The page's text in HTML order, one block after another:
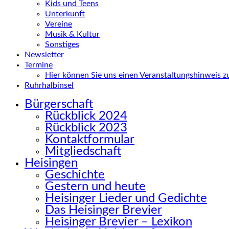
Kids und Teens
Unterkunft
Vereine
Musik & Kultur
Sonstiges
Newsletter
Termine
Hier können Sie uns einen Veranstaltungshinweis
Ruhrhalbinsel
Bürgerschaft
Rückblick 2024
Rückblick 2023
Kontaktformular
Mitgliedschaft
Heisingen
Geschichte
Gestern und heute
Heisinger Lieder und Gedichte
Das Heisinger Brevier
Heisinger Brevier – Lexikon